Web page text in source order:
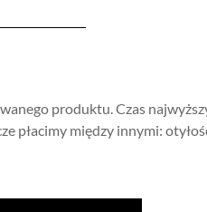
produktu. Czas
płacimy między innymi: